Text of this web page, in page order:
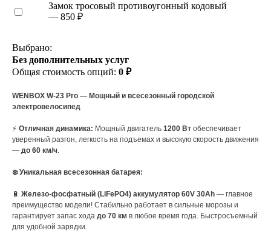
Замок тросовый противоугонный кодовый
— 850 ₽
Выбрано:
Без дополнительных услуг
Общая стоимость опций: 0 ₽
WENBOX W-23 Pro — Мощный и всесезонный городской
электровелосипед
⚡ Отличная динамика: Мощный двигатель 1200 Вт обеспечивает
уверенный разгон, легкость на подъемах и высокую скорость движения
— до 60 км/ч.
❄️ Уникальная всесезонная батарея:
🔋 Железо-фосфатный (LiFePO4) аккумулятор 60V 30Ah — главное
преимущество модели! Стабильно работает в сильные морозы и
гарантирует запас хода до 70 км в любое время года. Быстросъемный
для удобной зарядки.